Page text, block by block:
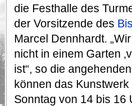
die Festhalle des
der Vorsitzende des
Marcel Dennhardt.
nicht in einem Garten
ist“, so die
können das
Sonntag von 14 bis 16